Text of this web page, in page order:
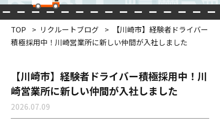
TOP リクルートブログ
【川崎市】経験者ドライバー
積極採用中！川崎営業所に新しい仲間が入社しました
【川崎市】経験者ドライバー積極採用中！川
崎営業所に新しい仲間が入社しました
2026.07.09